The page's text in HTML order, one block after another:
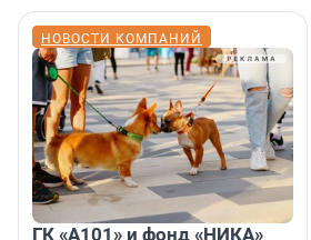
НОВОСТИ КОМПАНИЙ
ГК «А101» и фонд «НИКА»